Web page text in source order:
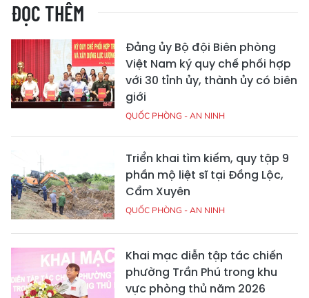
ĐỌC THÊM
Đảng ủy Bộ đội Biên phòng
Việt Nam ký quy chế phối hợp
với 30 tỉnh ủy, thành ủy có biên
giới
QUỐC PHÒNG - AN NINH
Triển khai tìm kiếm, quy tập 9
phần mộ liệt sĩ tại Đồng Lộc,
Cẩm Xuyên
QUỐC PHÒNG - AN NINH
Khai mạc diễn tập tác chiến
phường Trần Phú trong khu
vực phòng thủ năm 2026